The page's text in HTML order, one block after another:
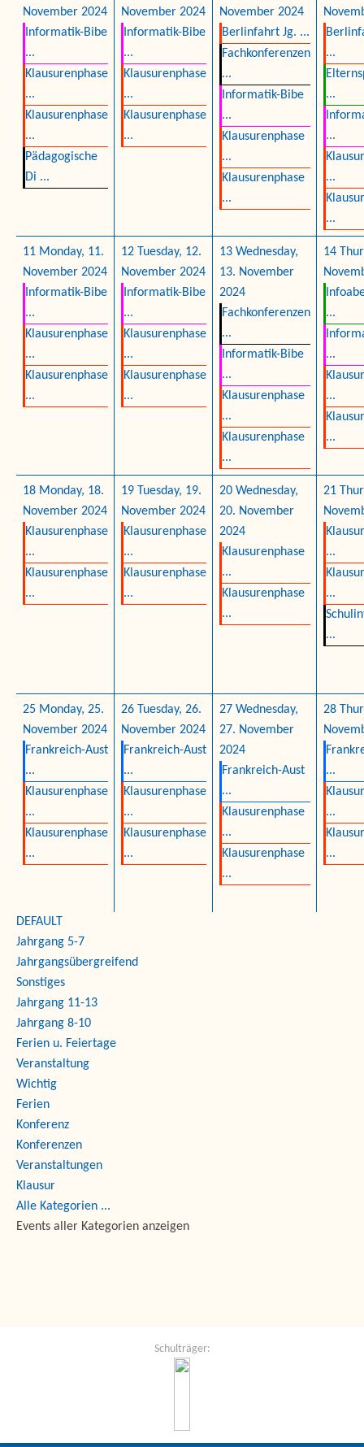
November 2024
Informatik-Bibe
...
Klausurenphase
...
Klausurenphase
...
Pädagogische
Di ...
November 2024
Informatik-Bibe
...
Klausurenphase
...
Klausurenphase
...
November 2024
Berlinfahrt Jg. ...
Fachkonferenzen
...
Informatik-Bibe
...
Klausurenphase
...
Klausurenphase
...
...
...
...
...
...
11 Monday, 11.
November 2024
Informatik-Bibe
...
Klausurenphase
...
Klausurenphase
...
12 Tuesday, 12.
November 2024
Informatik-Bibe
...
Klausurenphase
...
Klausurenphase
...
13 Wednesday,
13. November
2024
Fachkonferenzen
...
Informatik-Bibe
...
Klausurenphase
...
Klausurenphase
...
14
...
...
...
...
18 Monday, 18.
November 2024
Klausurenphase
...
Klausurenphase
...
19 Tuesday, 19.
November 2024
Klausurenphase
...
Klausurenphase
...
20 Wednesday,
20. November
2024
Klausurenphase
...
Klausurenphase
...
21
...
...
...
25 Monday, 25.
November 2024
Frankreich-Aust
...
Klausurenphase
...
Klausurenphase
...
26 Tuesday, 26.
November 2024
Frankreich-Aust
...
Klausurenphase
...
Klausurenphase
...
27 Wednesday,
27. November
2024
Frankreich-Aust
...
Klausurenphase
...
Klausurenphase
...
28
...
...
...
DEFAULT
Jahrgang 5-7
Jahrgangsübergreifend
Sonstiges
Jahrgang 11-13
Jahrgang 8-10
Ferien u. Feiertage
Veranstaltung
Wichtig
Ferien
Konferenz
Konferenzen
Veranstaltungen
Klausur
Alle Kategorien ...
Events aller Kategorien anzeigen
Schulträger: